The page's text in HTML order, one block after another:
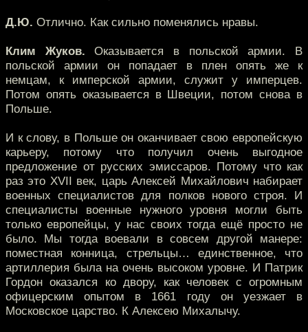
Д.Ю. Отлично. Как сильно поменялись нравы.
Клим Жуков. Оказывается в польской армии. В
польской армии он попадает в плен опять же к
немцам, к имперской армии, служит у имперцев.
Потом опять оказывается в Швеции, потом снова в
Польше.
И к слову, в Польше он оканчивает свою европейскую
карьеру, потому что получил очень выгодное
предложение от русских эмиссаров. Потому что как
раз это XVII век, царь Алексей Михайлович набирает
военных специалистов для полков нового строя. И
специалисты военные нужного уровня могли быть
только европейцы, у нас своих тогда ещё просто не
было. Мы тогда воевали в совсем другой манере:
поместная конница, стрельцы… единственное, что
артиллерия была на очень высоком уровне. И Патрик
Гордон оказался ко двору, как человек с огромным
офицерским опытом в 1661 году он уезжает в
Московское царство. К Алексею Михалычу.